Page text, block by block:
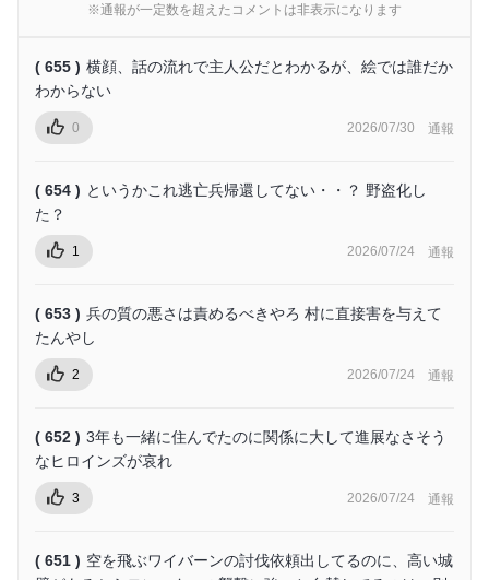
※通報が一定数を超えたコメントは非表示になります
( 655 ) 横顔、話の流れで主人公だとわかるが、絵では誰だか
わからない
0 2026/07/30 通報
( 654 ) というかこれ逃亡兵帰還してない・・？ 野盗化し
た？
1 2026/07/24 通報
( 653 ) 兵の質の悪さは責めるべきやろ 村に直接害を与えて
たんやし
2 2026/07/24 通報
( 652 ) 3年も一緒に住んでたのに関係に大して進展なさそう
なヒロインズが哀れ
3 2026/07/24 通報
( 651 ) 空を飛ぶワイバーンの討伐依頼出してるのに、高い城